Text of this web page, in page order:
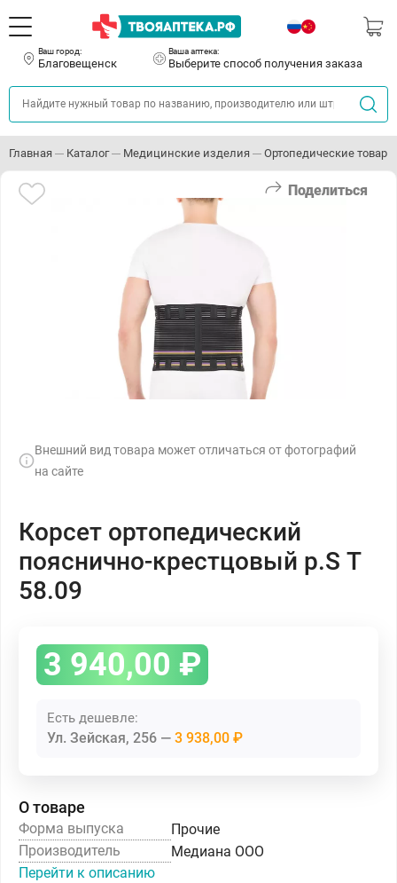
Ваш город:
Благовещенск
Ваша аптека:
Выберите способ получения заказа
Главная Каталог Медицинские изделия Ортопедические товары
Поделиться
Внешний вид товара может отличаться от фотографий
на сайте
Корсет ортопедический
пояснично-крестцовый р.S Т
58.09
3 940,00 ₽
Есть дешевле:
Ул. Зейская, 256 3 938,00 ₽
О товаре
Форма выпуска
Прочие
Производитель
Медиана ООО
Перейти к описанию